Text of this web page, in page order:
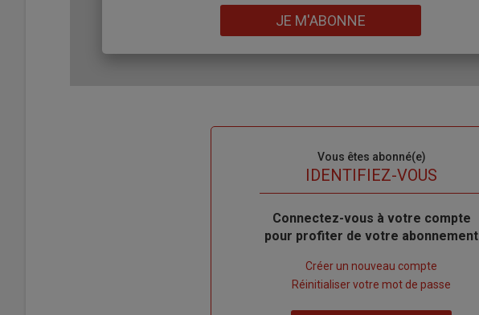
JE M'ABONNE
Vous êtes abonné(e)
IDENTIFIEZ-VOUS
Body
Connectez-vous à votre compte
pour profiter de votre abonnement
Créer un nouveau compte
Réinitialiser votre mot de passe